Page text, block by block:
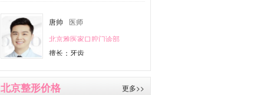
唐帅
医师
北京雅医家口腔门诊部
擅长：牙齿
北京整形价格 更多>>